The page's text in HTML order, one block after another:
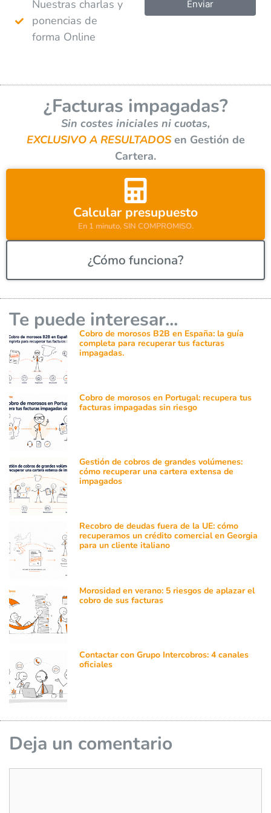
Nuestras charlas y
ponencias de
forma Online
Enviar
r
n
a
t
i
v
:
¿Facturas impagadas?
Sin costes iniciales ni cuotas,
EXCLUSIVO A RESULTADOSen Gestión de
Cartera.
Calcular presupuesto
En 1 minuto, SIN COMPROMISO.
¿Cómo funciona?
Te puede interesar...
Cobro de morosos B2B en España: la guía
completa para recuperar tus facturas
impagadas.
Cobro de morosos en Portugal: recupera tus
facturas impagadas sin riesgo
Gestión de cobros de grandes volúmenes:
cómo recuperar una cartera extensa de
impagados
Recobro de deudas fuera de la UE: cómo
recuperamos un crédito comercial en Georgia
para un cliente italiano
Morosidad en verano: 5 riesgos de aplazar el
cobro de sus facturas
Contactar con Grupo Intercobros: 4 canales
oficiales
Deja un comentario